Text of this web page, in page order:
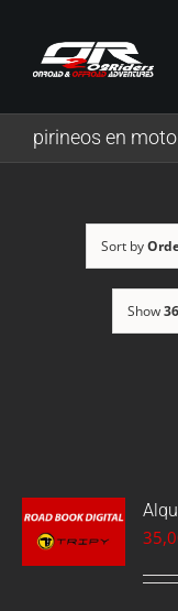
content
pirineos en moto
Sort by
Show